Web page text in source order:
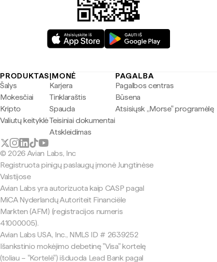
PRODUKTAS
Šalys
Mokesčiai
Kripto
Valiutų keityklė
ĮMONĖ
Karjera
Tinklaraštis
Spauda
Teisiniai dokumentai
Atskleidimas
PAGALBA
Pagalbos centras
Būsena
Atsisiųsk „Morse" programėlę
© 2026 Avian Labs, Inc
Registruota pinigų paslaugų įmonė Jungtinėse
Valstijose
Avian Labs yra autorizuota kaip CASP pagal
MiCA Nyderlandų Autoriteit Financiële
Markten (AFM) (registracijos numeris
41000005).
Avian Labs USA, Inc., NMLS ID # 2639252
Išankstinio mokėjimo debetinę "Visa" kortelę
(toliau – "Kortelė") išduoda Lead Bank pagal